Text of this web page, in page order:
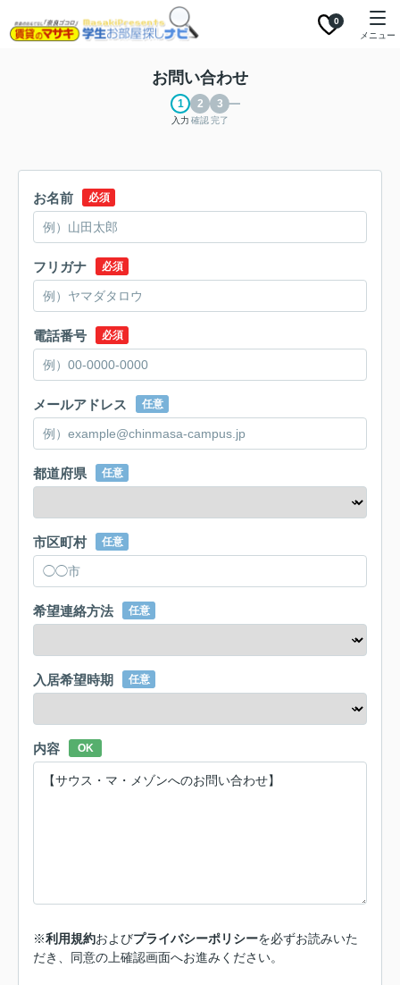
0
メニュー
お問い合わせ
入力 確認完了
お名前 必須
フリガナ 必須
電話番号 必須
メールアドレス 任意
都道府県 任意
市区町村 任意
希望連絡方法 任意
入居希望時期 任意
内容 OK
※利用規約およびプライバシーポリシーを必ずお読みいた
だき、同意の上確認画面へお進みください。